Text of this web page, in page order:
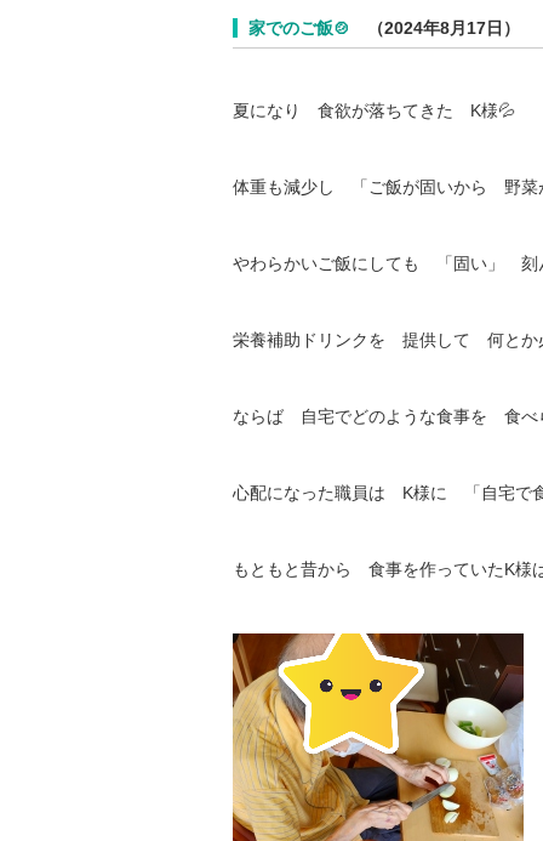
家でのご飯🍲 （2024年8月17日）
夏になり 食欲が落ちてきた K様💦
体重も減少し 「ご飯が固いから 野
やわらかいご飯にしても 「固い」
栄養補助ドリンクを 提供して 何とか
ならば 自宅でどのような食事を 食べ
心配になった職員は K様に 「自宅で
もともと昔から 食事を作っていたK